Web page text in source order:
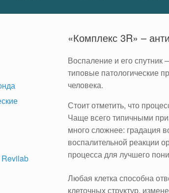
«Комплекс 3R» –
Воспаление и его
типовые патологические
человека.
Стоит отметить, что
Чаще всего типичными
много сложнее: градация
воспалительной реакции
процесса для лучшего
Любая клетка способна
клеточных структур,